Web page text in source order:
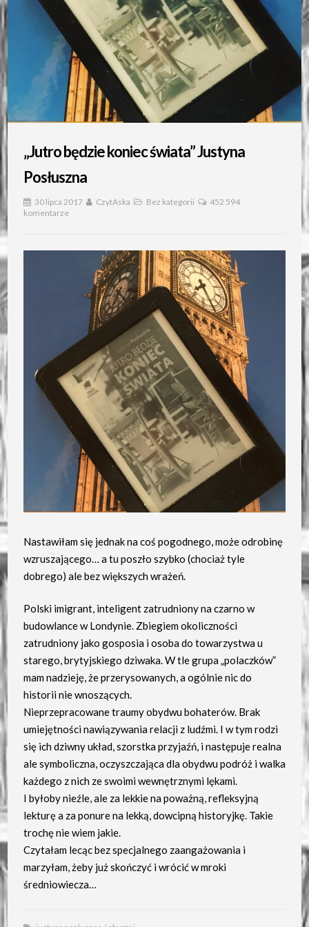
„Jutro będzie koniec świata” Justyna
Posłuszna
30 lipca 2017 CzytAska Bez kategorii
452 594
komentarze
Nastawiłam się jednak na coś pogodnego, może odrobinę
wzruszającego… a tu poszło szybko (chociaż tyle
dobrego) ale bez większych wrażeń.
Polski imigrant, inteligent zatrudniony na czarno w
budowlance w Londynie. Zbiegiem okoliczności
zatrudniony jako gosposia i osoba do towarzystwa u
starego, brytyjskiego dziwaka. W tle grupa „polaczków”
mam nadzieję, że przerysowanych, a ogólnie nic do
historii nie wnoszących.
Nieprzepracowane traumy obydwu bohaterów. Brak
umiejętności nawiązywania relacji z ludźmi. I w tym rodzi
się ich dziwny układ, szorstka przyjaźń, i następuje realna
ale symboliczna, oczyszczająca dla obydwu podróż i walka
każdego z nich ze swoimi wewnętrznymi lękami.
I byłoby nieźle, ale za lekkie na poważną, refleksyjną
lekturę a za ponure na lekką, dowcipną historyjkę. Takie
trochę nie wiem jakie.
Czytałam lecąc bez specjalnego zaangażowania i
marzyłam, żeby już skończyć i wrócić w mroki
średniowiecza…